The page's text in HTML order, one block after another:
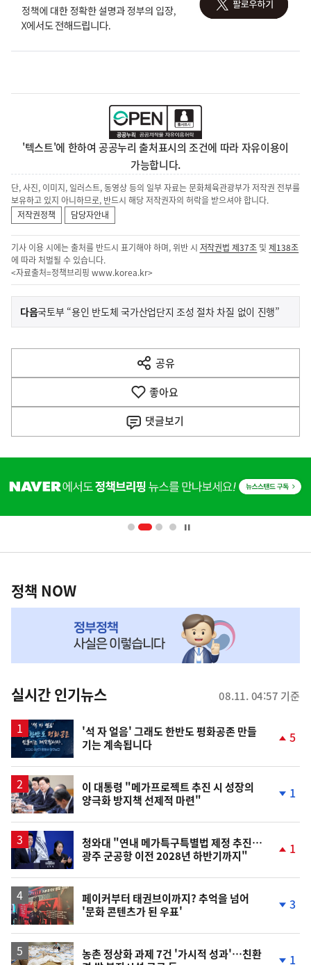
'텍스트'에 한하여 공공누리 출처표시의 조건에 따라 자유이용이
가능합니다.
단, 사진, 이미지, 일러스트, 동영상 등의 일부 자료는 문화체육관광부가 저작권 전부를
보유하고 있지 아니하므로, 반드시 해당 저작권자의 허락을 받으셔야 합니다.
저작권정책
담당자안내
기사 이용 시에는 출처를 반드시 표기해야 하며, 위반 시 저작권법 제37조 및제138조
에 따라 처벌될 수 있습니다.
<자료출처=정책브리핑 www.korea.kr>
이
전
다
음
다음기
사
국토부 “용인 반도체 국가산업단지 조성 절차 차질 없이 진행”
공유
열
기
좋아요
댓글보기
단
영
책
NOW,
뉴
스
정책 NOW
실시간 인기뉴스 08.11. 04:57 기준
'석 자 얼음' 그래도 한반도 평화공존 만들
기는 계속됩니다
상
5
이 대통령 "메가프로젝트 추진 시 성장의
양극화 방지책 선제적 마련"
하
1
청와대 "연내 메가특구특별법 제정 추진…
광주 군공항 이전 2028년 하반기까지"
상
1
페이커부터 태권브이까지? 추억을 넘어
'문화 콘텐츠가 된 우표'
하
3
농촌 정상화 과제 7건 '가시적 성과'…친환
1